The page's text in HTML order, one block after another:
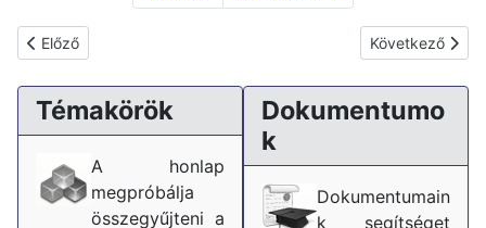
Előző cikk: Neveléssel-oktatással lekötött óraszámok változása
Előző Következő
Következő
Témakörök
A honlap
megpróbálja
összegyűjteni a
Dokumentumo
k
Dokumentumain
k segítséget